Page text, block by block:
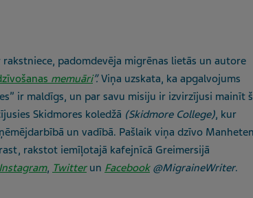
padomdevēja migrēnas lietās un autore
memuāri”.Viņa uzskata, ka apgalvojums
ir maldīgs, un par savu misiju ir izvirzījusi mainīt
Skidmores koledžā (Skidmore College), kur
un vadībā. Pašlaik viņa dzīvo
rakstot iemīļotajā kafejnīcā Greimersijā
Instagram, Twitter un Facebook@MigraineWriter.